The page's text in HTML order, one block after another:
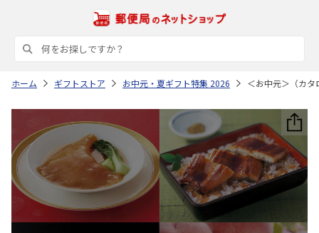
ホーム ギフトストア お中元・夏ギフト特集 2026 ＜お中元＞（カ